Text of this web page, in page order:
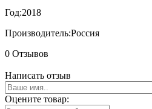
Год:2018
Производитель:Россия
0 Отзывов
Написать отзыв
Оцените товар: